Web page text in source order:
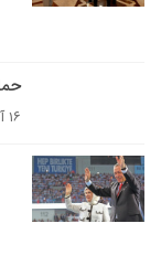
۱۶ آبان ۱۳۹۳